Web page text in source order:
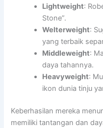
Lightweight:
Stone”.
Welterweight:
yang terbaik
Middleweight:
daya tahannya.
Heavyweight:
ikon dunia tinju
Keberhasilan mereka
memiliki tantangan dan